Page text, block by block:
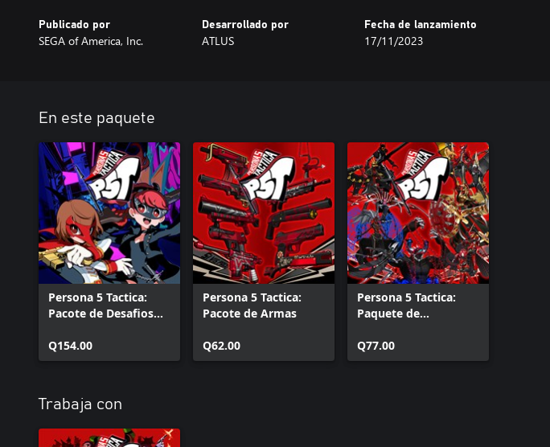
Publicado por
SEGA of America, Inc.
Desarrollado por
ATLUS
Fecha de lanzamiento
17/11/2023
En este paquete
Persona 5 Tactica:
Pacote de Desafios
Q154.00
Persona 5 Tactica:
Pacote de Armas
Q62.00
Persona 5 Tactica:
Paquete de
+ Raoul Persona
Q77.00
Trabaja con